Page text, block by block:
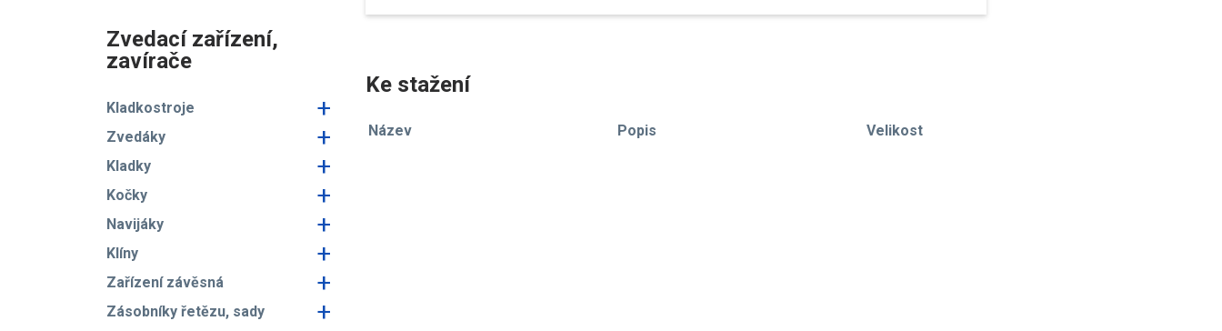
Zvedací zařízení,
zavírače
Kladkostroje +
Zvedáky +
Kladky +
Kočky +
Navijáky +
Klíny +
Zařízení závěsná +
Zásobníky řetězu, sady
+
Ke stažení
Název Popis Velikost